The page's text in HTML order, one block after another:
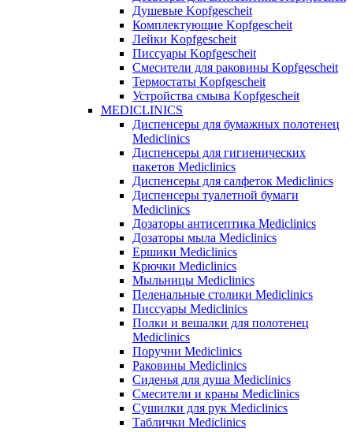
Душевые Kopfgescheit
Комплектующие Kopfgescheit
Лейки Kopfgescheit
Писсуары Kopfgescheit
Смесители для раковины Kopfgescheit
Термостаты Kopfgescheit
Устройства смыва Kopfgescheit
MEDICLINICS
Диспенсеры для бумажных полотенец
Mediclinics
Диспенсеры для гигиенических
пакетов Mediclinics
Диспенсеры для салфеток Mediclinics
Диспенсеры туалетной бумаги
Mediclinics
Дозаторы антисептика Mediclinics
Дозаторы мыла Mediclinics
Ершики Mediclinics
Крючки Mediclinics
Мыльницы Mediclinics
Пеленальные столики Mediclinics
Писсуары Mediclinics
Полки и вешалки для полотенец
Mediclinics
Поручни Mediclinics
Раковины Mediclinics
Сиденья для душа Mediclinics
Смесители и краны Mediclinics
Сушилки для рук Mediclinics
Таблички Mediclinics